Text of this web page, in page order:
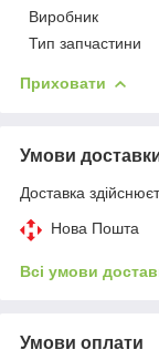
Виробник
Тип запчастини
Приховати
Умови
Доставка
Нова Пошта
Всі умови
Умови оплати